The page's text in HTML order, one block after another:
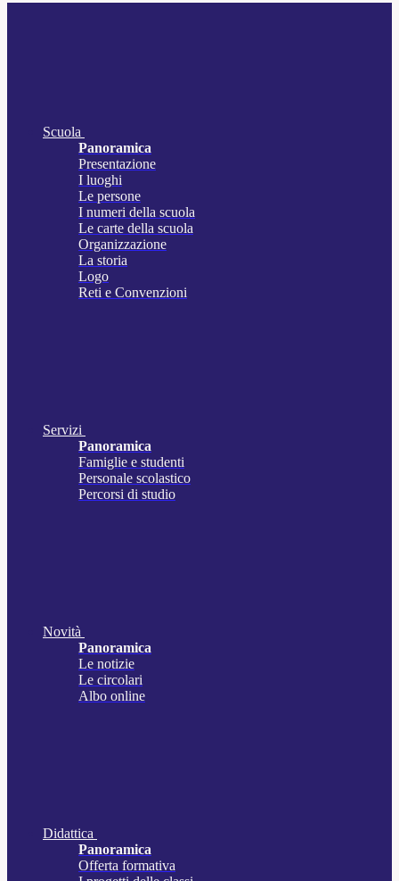
Scuola
Panoramica
Presentazione
I luoghi
Le persone
I numeri della scuola
Le carte della scuola
Organizzazione
La storia
Logo
Reti e Convenzioni
Servizi
Panoramica
Famiglie e studenti
Personale scolastico
Percorsi di studio
Novità
Panoramica
Le notizie
Le circolari
Albo online
Didattica
Panoramica
Offerta formativa